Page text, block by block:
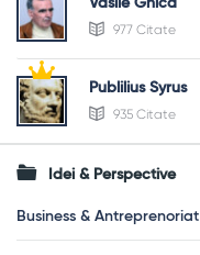
Vasile Ghica
977 Citate
Publilius Syrus
935 Citate
Idei & Perspective
Business & Antreprenoriat